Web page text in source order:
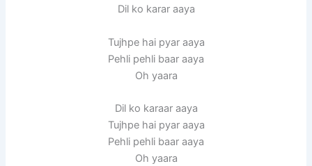
Dil ko karar aaya
Tujhpe hai pyar aaya
Pehli pehli baar aaya
Oh yaara
Dil ko karaar aaya
Tujhpe hai pyar aaya
Pehli pehli baar aaya
Oh yaara